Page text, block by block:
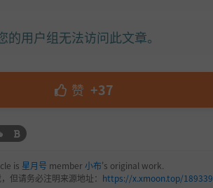
的用户组无法访问此文章。
赞 +37
is 星月号 member小布's original work.
但请务必注明来源地址： https://x.xmoon.top/